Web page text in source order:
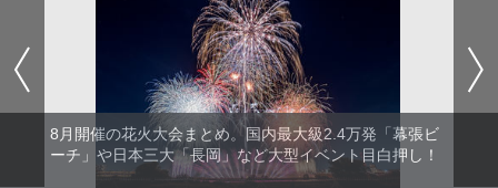
8月開催の花火大会まとめ。国内最大級2.4万発「幕張ビ
ーチ」や日本三大「長岡」など大型イベント目白押し！